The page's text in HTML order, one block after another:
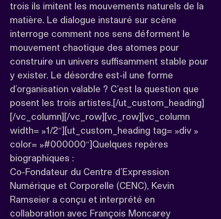
trois ils imitent les mouvements naturels de la
matière. Le dialogue instauré sur scène
interroge comment nos sens déforment le
mouvement chaotique des atomes pour
construire un univers suffisamment stable pour
y exister. Le désordre est-il une forme
d’organisation valable ? C’est la question que
posent les trois artistes.[/ut_custom_heading]
[/vc_column][/vc_row][vc_row][vc_column
width= »1/2″][ut_custom_heading tag= »div »
color= »#000000″]Quelques repères
biographiques :
Co-Fondateur du Centre d’Expression
Numérique et Corporelle (CENC), Kevin
Ramseier a conçu et interprété en
collaboration avec François Moncarey